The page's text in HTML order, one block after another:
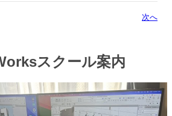
次へ
スクール案内